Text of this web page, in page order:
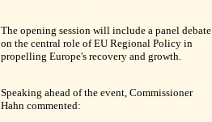
The opening session will include a panel debate
on the central role of EU Regional Policy in
propelling Europe's recovery and growth.
Speaking ahead of the event, Commissioner
Hahn commented: